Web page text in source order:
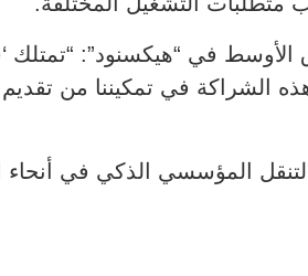
الأوسط في “هيكسنود”: “تمتلك
الشراكة في تمكيننا من تقديم
المؤسسي الذكي في أنحاء